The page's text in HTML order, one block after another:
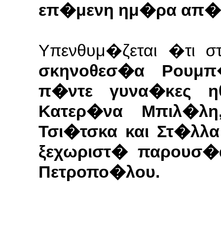
επ�μενη ημ�ρα απ�
Υπενθυμ�ζεται �τι
σκηνοθεσ�α
π�ντε γυνα�κες
Κατερ�να
Τσι�τσκα και
ξεχωριστ�
Πετροπο�λου.